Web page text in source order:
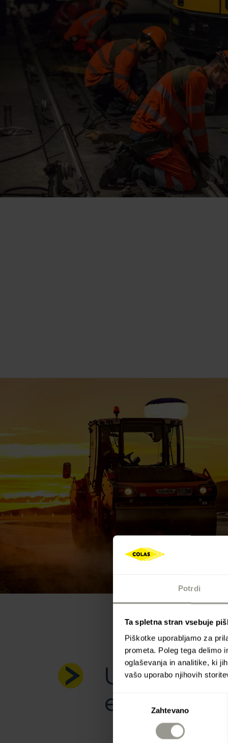
Potrdi
Ta spletna stran vsebuje
Piškotke uporabljamo za
prometa. Poleg tega delimo
oglaševanja in analitike, ki
vašo uporabo njihovih
Izbira
soglasja
Zahtevano
etičnega